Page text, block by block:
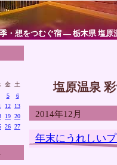
・想をつむぐ宿 ― 栃木県 塩原
金
土
5
6
12
13
19 20
26 27
塩原温泉
2014年12月
年末にうれしい